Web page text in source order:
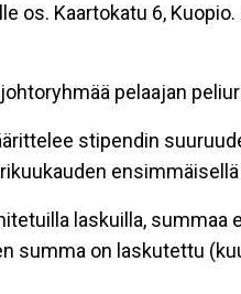
os. Kaartokatu 6,
pelaajan
stipendin
laskuilla, summaa
summa on laskutettu